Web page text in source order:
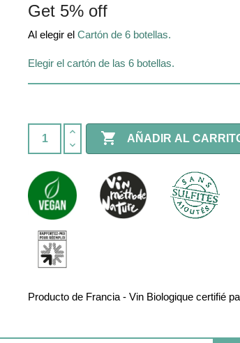
Get 5% off
Al elegir el Cartón de 6 botellas.
Elegir el cartón de las 6 botellas.
 AÑADIR AL
Producto de Francia - Vin Biologique certifié